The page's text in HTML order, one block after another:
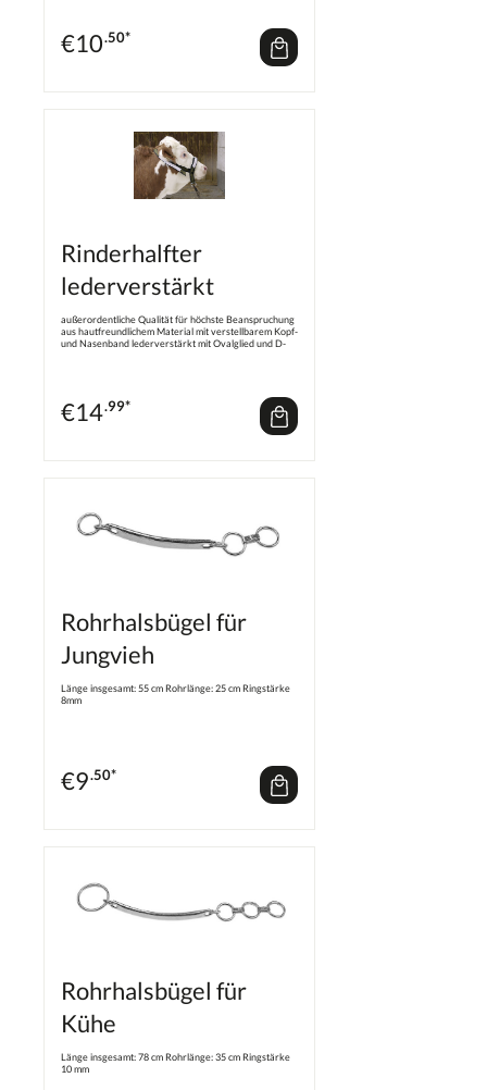
€10.50*
Rinderhalfter
lederverstärkt
außerordentliche Qualität für höchste Beanspruchung
aus hautfreundlichem Material mit verstellbarem Kopf-
und Nasenband lederverstärkt mit Ovalglied und D-
€14.99*
Rohrhalsbügel für
Jungvieh
Länge insgesamt: 55 cm Rohrlänge: 25 cm Ringstärke
8mm
€9.50*
Rohrhalsbügel für
Kühe
Länge insgesamt: 78 cm Rohrlänge: 35 cm Ringstärke
10 mm